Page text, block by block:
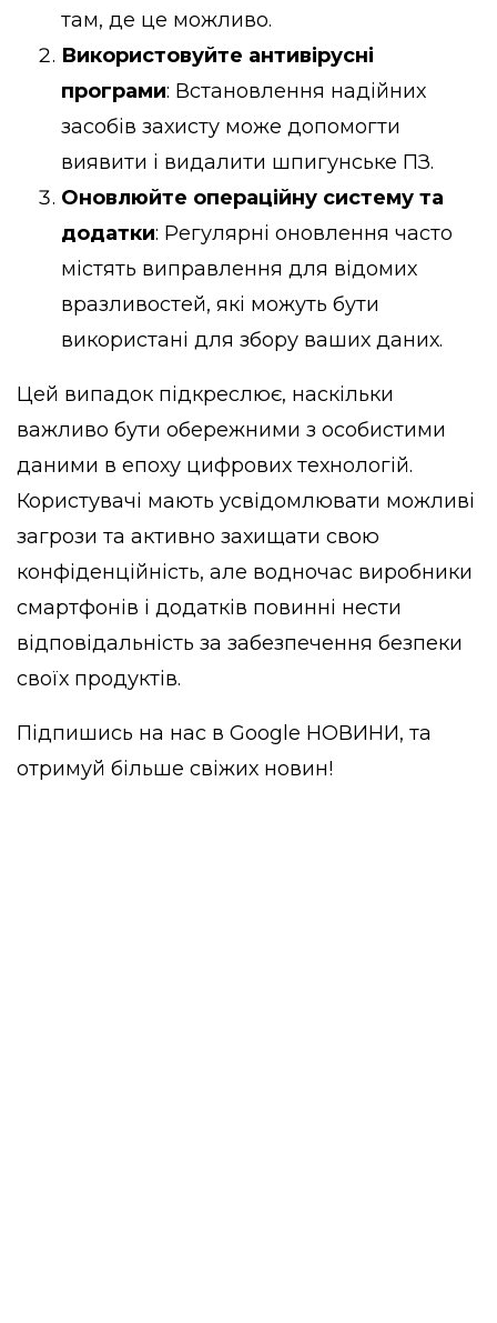
там, де це можливо.
Використовуйте антивірусні
програми: Встановлення надійних
засобів захисту може допомогти
виявити і видалити шпигунське ПЗ.
Оновлюйте операційну систему та
додатки: Регулярні оновлення часто
містять виправлення для відомих
вразливостей, які можуть бути
використані для збору ваших даних.
Цей випадок підкреслює, наскільки
важливо бути обережними з особистими
даними в епоху цифрових технологій.
Користувачі мають усвідомлювати можливі
загрози та активно захищати свою
конфіденційність, але водночас виробники
смартфонів і додатків повинні нести
відповідальність за забезпечення безпеки
своїх продуктів.
Підпишись на нас в Google НОВИНИ, та
отримуй більше свіжих новин!